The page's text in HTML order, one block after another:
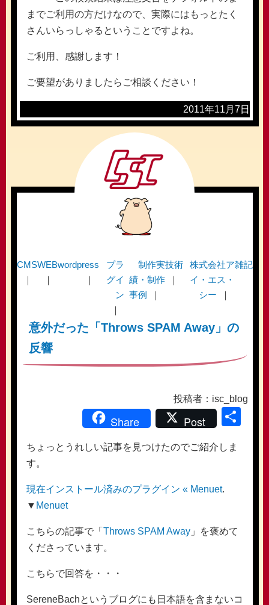
までご利用の方だけなので、実際にはもっとたく
さんいらっしゃるということですよね。
ご利用、感謝します！
ご要望がありましたらご相談ください！
2011年11月7日
CMSWEBwordpress
プラ
グイ
ン
制作実
績・制作
事例
技術
株式会社ア
イ・エス・
シー
雑記
意外だった「Throws SPAM Away」の
反響
投稿者：isc_blog
Share Post
ちょっとうれしい記事を見つけたのでご紹介しま
す。
現在インストール済みのプラグイン « Menuet.
▼ Menuet
こちらの記事で「 Throws SPAM Away」を褒めて
くださっています。
こちらで回答を・・・
SereneBachというブログにも日本語を含まないコ